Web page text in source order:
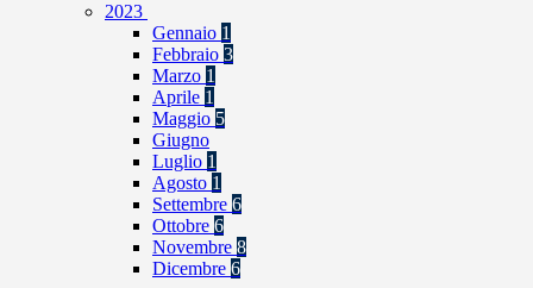
2023
Gennaio 1
Febbraio 3
Marzo 1
Aprile 1
Maggio 5
Giugno
Luglio 1
Agosto 1
Settembre 6
Ottobre 6
Novembre 8
Dicembre 6